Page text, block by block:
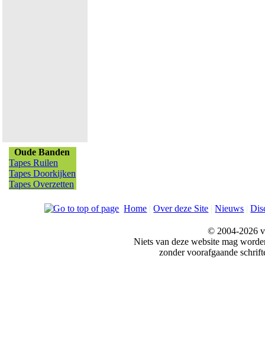
Oude Banden
Tapes Ruilen
Tapes Doorkijken
Tapes Overzetten
Home |Over deze Site |Nieuws |
© 2004-2026
Niets van deze website mag
zonder voorafgaande